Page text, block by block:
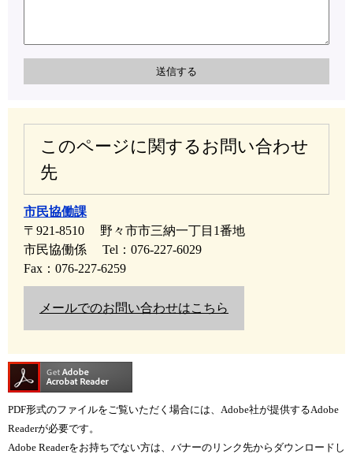
このページに関するお問い合わせ
先
市民協働課
〒921-8510
野々市市三納一丁目1番地
市民協働係
Tel：076-227-6029
Fax：076-227-6259
メールでのお問い合わせはこちら
PDF形式のファイルをご覧いただく場合には、Adobe社が提供するAdobe
Readerが必要です。
Adobe Readerをお持ちでない方は、バナーのリンク先からダウンロードし